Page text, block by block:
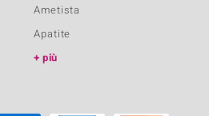
Ametista
Apatite
più